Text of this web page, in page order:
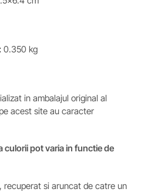
0.350 kg
in ambalajul original al
acest site au caracter
pot varia in functie de
recuperat si aruncat de catre un